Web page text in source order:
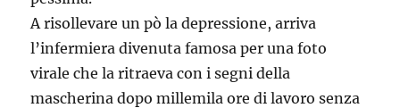
A risollevare un pò la depressione, arriva
l’infermiera divenuta famosa per una foto
virale che la ritraeva con i segni della
mascherina dopo millemila ore di lavoro senza